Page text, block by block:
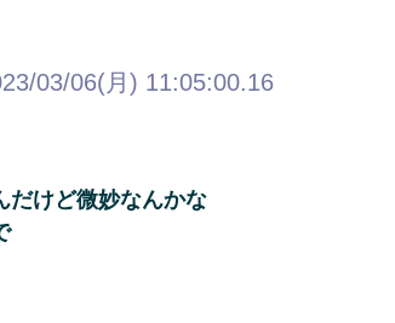
03/06(月) 11:05:00.16
だけど微妙なんかな